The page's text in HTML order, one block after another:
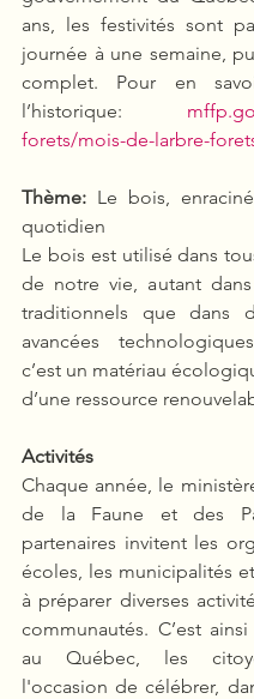
ans, les festivités sont
journée à une semaine,
complet. Pour en
l’historique:
forets/mois-de-larbre-
Thème: Le bois,
quotidien
Le bois est utilisé dans
de notre vie, autant
traditionnels que dans
avancées
c’est un matériau
d’une ressource
Activités
Chaque année, le
de la Faune et des
partenaires invitent les
écoles, les municipalités
à préparer diverses
communautés. C’est
au Québec, les
l'occasion de célébrer,